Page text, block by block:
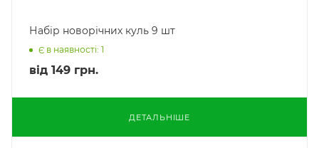
Набір новорічних куль 9 шт
Є в наявності: 1
від 149 грн.
ДЕТАЛЬНІШЕ